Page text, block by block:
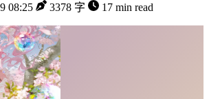
08:25 3378 字 17 min read